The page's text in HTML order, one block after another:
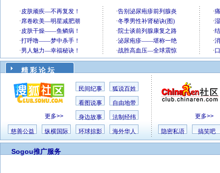
精 彩 论 坛
更多>>
民间纪事 狐说百姓
看图说事 自由地带
身边故事 法制经纬
慈善公益 纵横国际 环球掠影 海外华人
更多>>
隐密私语 搞笑吧
Sogou推广服务